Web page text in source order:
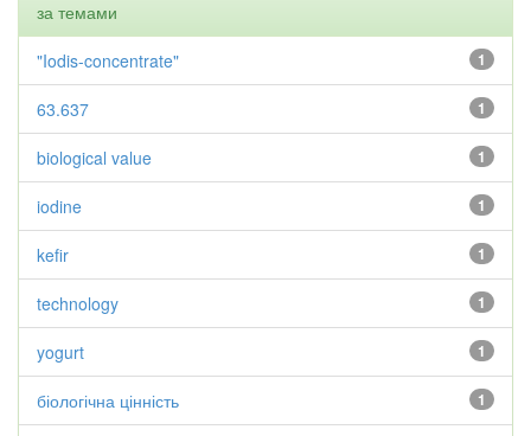
за темами
1
"Iodis-concentrate"
1
63.637
1
biological value
1
iodine
1
kefir
1
technology
1
yogurt
1
біологічна цінність